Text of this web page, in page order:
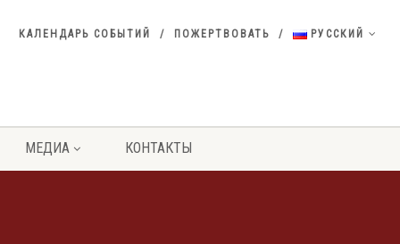
КАЛЕНДАРЬ СОБЫТИЙ ПОЖЕРТВОВАТЬ РУССКИЙ
МЕДИА КОНТАКТЫ